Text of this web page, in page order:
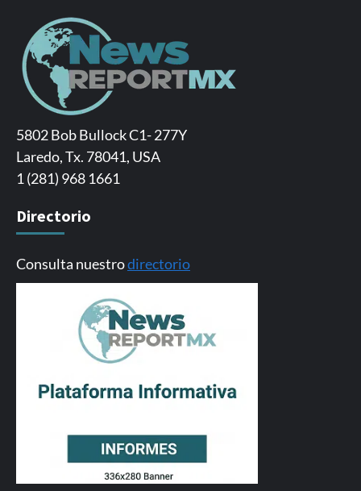
5802 Bob Bullock C1- 277Y
Laredo, Tx. 78041, USA
1 (281) 968 1661
Directorio
Consulta nuestrodirectorio